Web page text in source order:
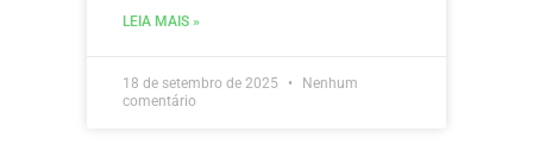
LEIA MAIS »
18 de setembro de 2025
Nenhum
comentário